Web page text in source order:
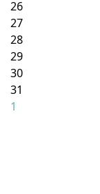
26
27
28
29
30
31
1